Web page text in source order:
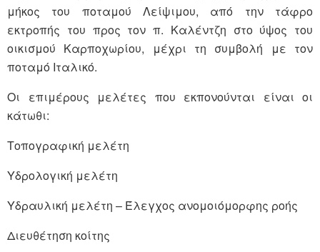
μήκος του ποταμού Λείψιμου, από την τάφρο
εκτροπής του προς τον π. Καλέντζη στο ύψος του
οικισμού Καρποχωρίου, μέχρι τη συμβολή με τον
ποταμό Ιταλικό.
Οι επιμέρους μελέτες που εκπονούνται είναι οι
κάτωθι:
Τοπογραφική μελέτη
Υδρολογική μελέτη
Υδραυλική μελέτη – Έλεγχος ανομοιόμορφης ροής
Διευθέτηση κοίτης